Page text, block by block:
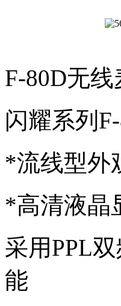
F-80D无
闪耀系列
*流线型外
*高清液晶
采用PPL
能